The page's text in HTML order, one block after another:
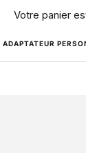
Votre panier
ADAPTATEUR